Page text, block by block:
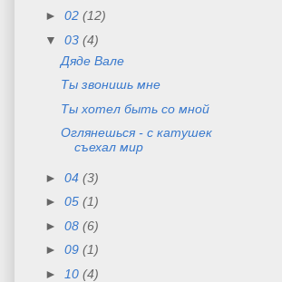
► 02 (12)
▼ 03 (4)
Дяде Вале
Ты звонишь мне
Ты хотел быть со мной
Оглянешься - с катушек
съехал мир
► 04 (3)
► 05 (1)
► 08 (6)
► 09 (1)
►
10 (4)